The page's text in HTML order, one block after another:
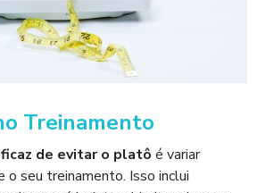
Treinamento
de evitar o platô é variar
seu treinamento. Isso inclui